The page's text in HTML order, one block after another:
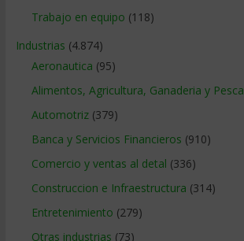
Trabajo en equipo (118)
Industrias (4.874)
Aeronautica (95)
Alimentos, Agricultura, Ganaderia y Pesca
Automotriz(379)
Banca y Servicios Financieros (910)
Comercio y ventas al detal (336)
Construccion e Infraestructura (314)
Entretenimiento (279)
Otras industrias (73)